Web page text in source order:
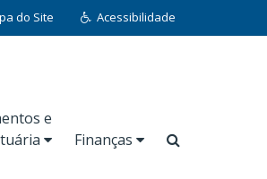
Acessibilidade
do Site
e
Finanças